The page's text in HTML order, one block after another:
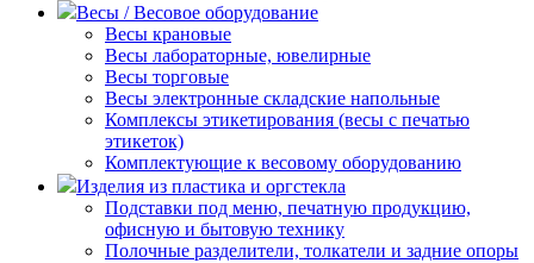
Весы / Весовое оборудование
Весы крановые
Весы лабораторные, ювелирные
Весы торговые
Весы электронные складские напольные
Комплексы этикетирования (весы с печатью
этикеток)
Комплектующие к весовому оборудованию
Изделия из пластика и оргстекла
Подставки под меню, печатную продукцию,
офисную и бытовую технику
Полочные разделители, толкатели и задние опоры